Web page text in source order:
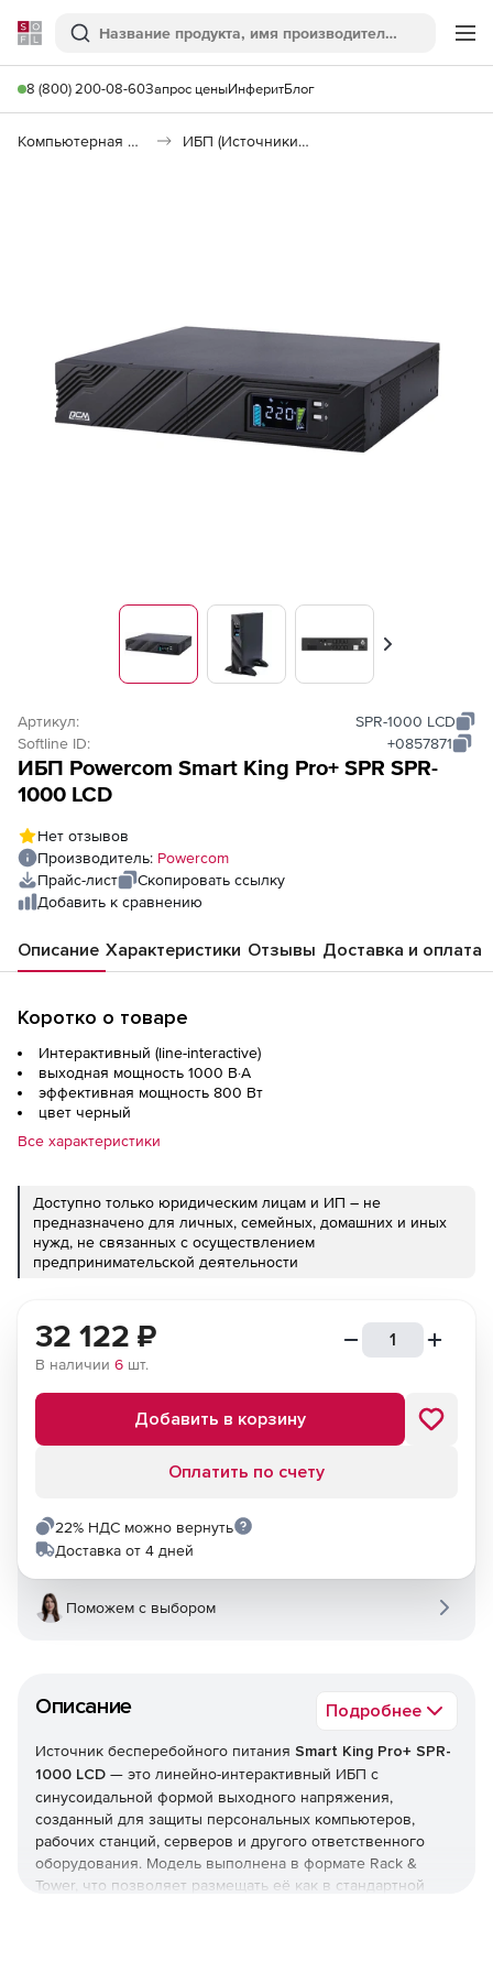
Softline
Поиск
8 (800) 200-08-60Запрос ценыИнферитБлог
Компьютерная периферия ИБП (Источники бесперебойного питания)
Вперед
Артикул:
SPR-1000 LCD
Softline ID:
+0857871
ИБП Powercom Smart King Pro+ SPR SPR-
1000 LCD
Нет отзывов
Производитель: Powercom
Прайс-лист
Скопировать ссылку
Добавить к сравнению
Описание Характеристики Отзывы Доставка и оплата
Коротко о товаре
Интерактивный (line-interactive)
выходная мощность 1000 В·А
эффективная мощность 800 Вт
цвет черный
Все характеристики
Доступно только юридическим лицам и ИП – не
предназначено для личных, семейных, домашних и иных
нужд, не связанных с осуществлением
предпринимательской деятельности
Описание Подробнее
Источник бесперебойного питания Smart King Pro+ SPR-
1000 LCD — это линейно-интерактивный ИБП с
синусоидальной формой выходного напряжения,
созданный для защиты персональных компьютеров,
рабочих станций, серверов и другого ответственного
оборудования. Модель выполнена в формате Rack &
Tower, что позволяет размещать её как в стандартной
32 122 ₽
В наличии 6 шт.
Добавить в корзину
Оплатить по счету
22% НДС можно вернуть
Доставка от 4 дней
Поможем с выбором